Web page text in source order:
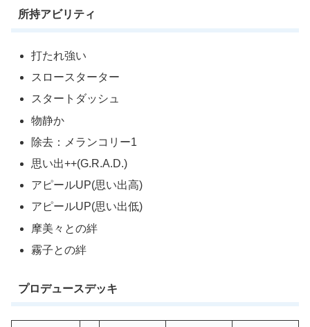
所持アビリティ
打たれ強い
スロースターター
スタートダッシュ
物静か
除去：メランコリー1
思い出++(G.R.A.D.)
アピールUP(思い出高)
アピールUP(思い出低)
摩美々との絆
霧子との絆
プロデュースデッキ